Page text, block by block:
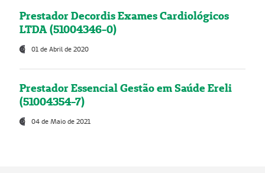
Prestador Decordis Exames Cardiológicos
LTDA (51004346-0)
01 de Abril de 2020
Prestador Essencial Gestão em Saúde Ereli
(51004354-7)
04 de Maio de 2021